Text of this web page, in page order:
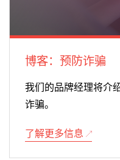
博客：预防诈骗
我们的品牌经理将介
诈骗。
了解更多信息